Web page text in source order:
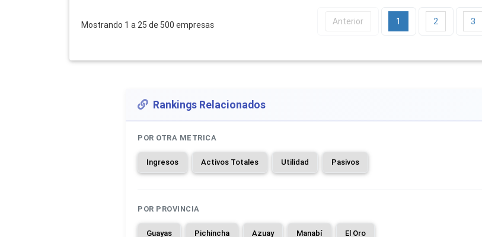
Mostrando 1 a 25 de 500 empresas Anterior 1 2 3
Rankings Relacionados
POR OTRA METRICA
Ingresos Activos Totales Utilidad Pasivos
POR PROVINCIA
Guayas Pichincha Azuay Manabí El Oro